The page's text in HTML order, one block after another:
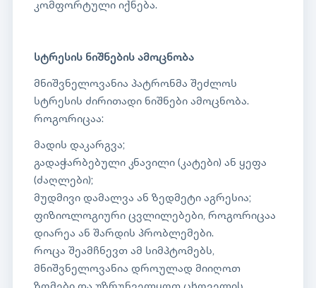
კომფორტული იქნება.
სტრესის ნიშნების ამოცნობა
მნიშვნელოვანია პატრონმა შეძლოს
სტრესის ძირითადი ნიშნები ამოცნობა.
როგორიცაა:
მადის დაკარგვა;
გადაჭარბებული კნავილი (კატები) ან ყეფა
(ძაღლები);
მუდმივი დამალვა ან ზედმეტი აგრესია;
ფიზიოლოგიური ცვლილებები, როგორიცაა
დიარეა ან შარდის პრობლემები.
როცა შეამჩნევთ ამ სიმპტომებს,
მნიშვნელოვანია დროულად მიიღოთ